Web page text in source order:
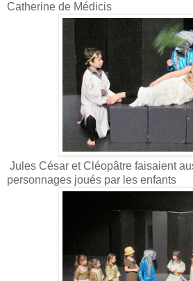
Catherine de Médicis
Jules César et Cléopâtre faisaient
personnages joués par les enfants